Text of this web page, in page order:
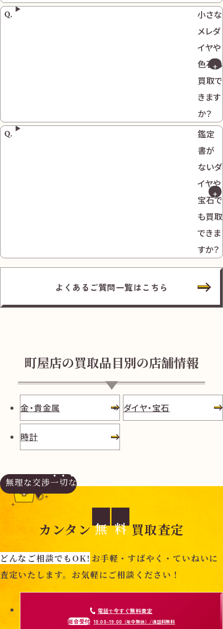
小さな
メレダ
イヤや
色石も
買取で
きます
か？
鑑定
書が
ないダ
イヤや
宝石で
も買取
できま
すか？
よくあるご質問一覧はこちら
町屋店の買取品目別の店舗情報
金・貴金属 ダイヤ・宝石
時計
無理な交渉一切なし
カンタン 無 料 買取査定
どんなご相談でもOK! お手軽・すばやく・ていねいに
査定いたします。お気軽にご相談ください！
電話で今すぐ無料査定
総合受付 10:00-19:00 （年中無休）/通話料無料